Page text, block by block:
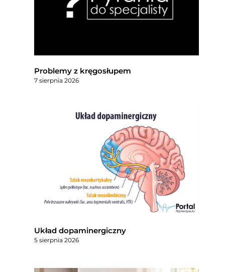
Problemy z kręgosłupem
7 sierpnia 2026
Układ dopaminergiczny
5 sierpnia 2026